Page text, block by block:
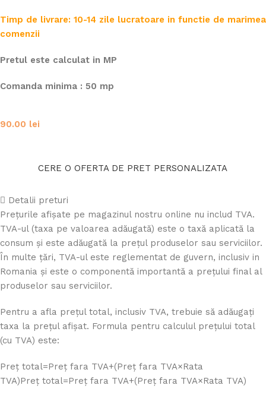
Timp de livrare: 10-14 zile lucratoare in functie de marimea
comenzii
Pretul este calculat in MP
Comanda minima : 50 mp
90.00 lei
CERE O OFERTA DE PRET PERSONALIZATA
Detalii preturi
Prețurile afișate pe magazinul nostru online nu includ TVA.
TVA-ul (taxa pe valoarea adăugată) este o taxă aplicată la
consum și este adăugată la prețul produselor sau serviciilor.
În multe țări, TVA-ul este reglementat de guvern, inclusiv in
Romania și este o componentă importantă a prețului final al
produselor sau serviciilor.
Pentru a afla prețul total, inclusiv TVA, trebuie să adăugați
taxa la prețul afișat. Formula pentru calculul prețului total
(cu TVA) este:
Preț total=Preț fara TVA+(Preț fara TVA×Rata
TVA)Preț total=Preț fara TVA+(Preț fara TVA×Rata TVA)